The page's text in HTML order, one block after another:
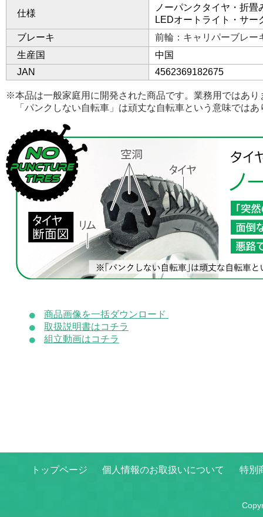
仕様
ノーパンクタイヤ・折
LEDオートライト・サー
ブレーキ
前輪：キャリパーブレ
生産国
中国
JAN
4562369182675
※本品は一般家庭用に開発された商品です。業務用ではあり
「パンクしない自転車」は頑丈な自転車という意味では
商品画像を一括ダウンロード
取扱説明書はコチラ
組立動画はコチラ
トップページ 個人情報のお取扱いについて 特別